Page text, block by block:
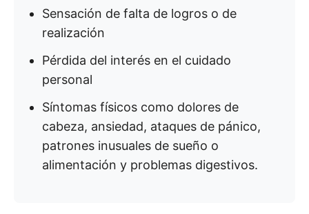
Sensación de falta de logros o de
realización
Pérdida del interés en el cuidado
personal
Síntomas físicos como dolores de
cabeza, ansiedad, ataques de pánico,
patrones inusuales de sueño o
alimentación y problemas digestivos.